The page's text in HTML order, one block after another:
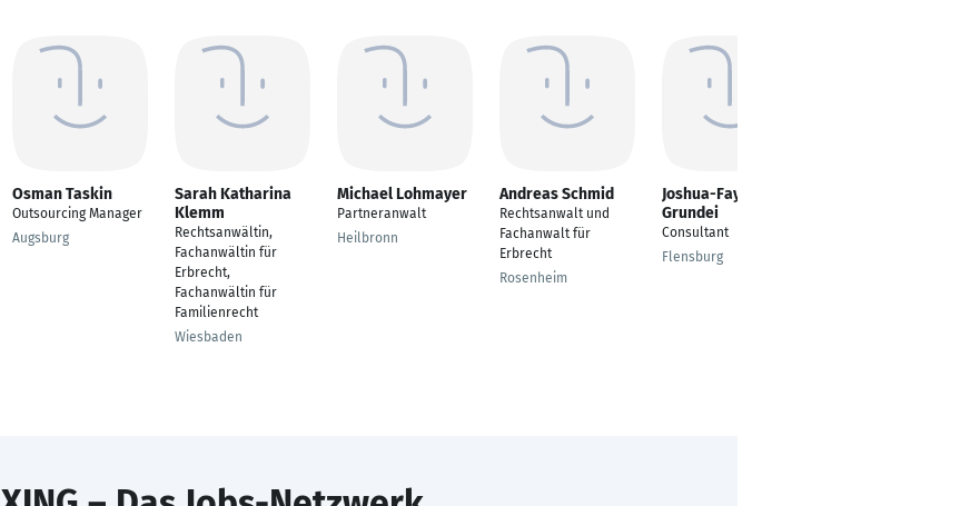
Osman Taskin
Outsourcing Manager
Augsburg
Sarah Katharina
Klemm
Rechtsanwältin,
Fachanwältin für
Erbrecht,
Fachanwältin für
Familienrecht
Wiesbaden
Michael Lohmayer
Partneranwalt
Heilbronn
Andreas Schmid
Rechtsanwalt und
Fachanwalt für
Erbrecht
Rosenheim
Joshua-Fay
Grundei
Consultant
Flensburg